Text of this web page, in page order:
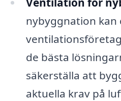
nybyggnation kan
de bästa
säkerställa att
aktuella krav på